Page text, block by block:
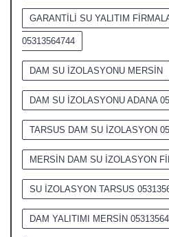
GARANTİLİ SU YALITIM
05313564744
DAM SU İZOLASYONU MERSİN
DAM SU İZOLASYONU ADANA
TARSUS DAM SU İZOLASYON
MERSİN DAM SU İZOLASYON
SU İZOLASYON TARSUS
DAM YALITIMI MERSİN